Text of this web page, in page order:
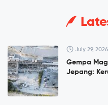
July 29, 2026
Gempa
Jepang: